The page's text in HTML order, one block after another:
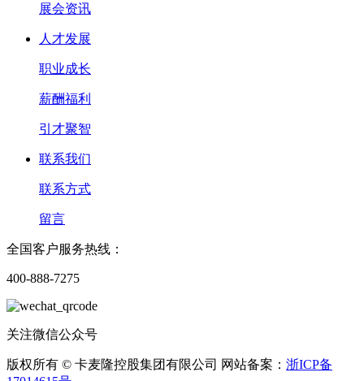
展会资讯
人才发展
职业成长
薪酬福利
引才聚智
联系我们
联系方式
留言
全国客户服务热线：
400-888-7275
关注微信公众号
版权所有 © 卡麦隆控股集团有限公司 网站备案： 浙ICP备